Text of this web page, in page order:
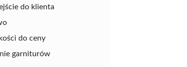
do klienta
do ceny
garniturów